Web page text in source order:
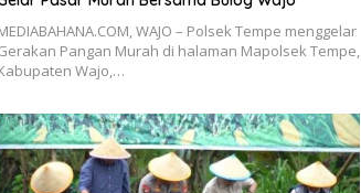
WAJO – Polsek Tempe menggelar
Pangan Murah di halaman Mapolsek Tempe,
Wajo,…